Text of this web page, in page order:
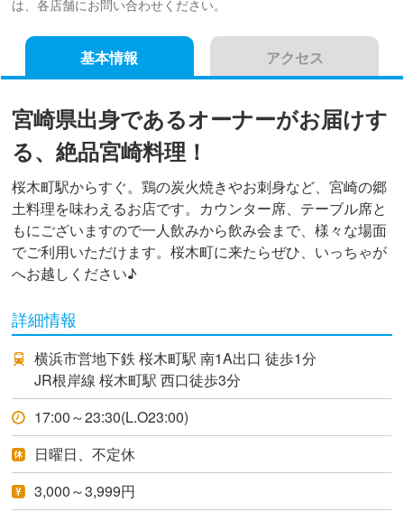
は、各店舗にお問い合わせください。
基本情報 アクセス
宮崎県出身であるオーナーがお届けす
る、絶品宮崎料理！
桜木町駅からすぐ。鶏の炭火焼きやお刺身など、宮崎の郷
土料理を味わえるお店です。カウンター席、テーブル席と
もにございますので一人飲みから飲み会まで、様々な場面
でご利用いただけます。桜木町に来たらぜひ、いっちゃが
へお越しください♪
詳細情報
横浜市営地下鉄 桜木町駅 南1A出口 徒歩1分
JR根岸線 桜木町駅 西口徒歩3分
17:00～23:30(L.O23:00)
日曜日、不定休
3,000～3,999円